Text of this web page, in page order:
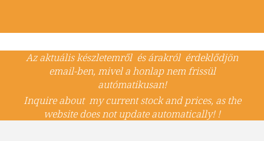
Az aktuális készletemről és árakról érdeklődjön
email-ben, mivel a honlap nem frissül
autómatikusan!
Inquire about my current stock and prices, as the
website does not update automatically! !